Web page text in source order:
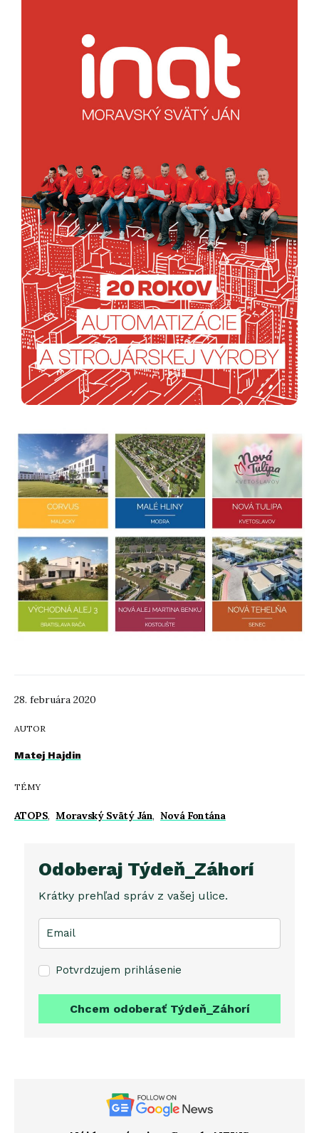
28. februára 2020
AUTOR
Matej Hajdin
TÉMY
ATOPS, Moravský Svätý Ján, Nová Fontána
Odoberaj Týdeň_Záhorí
Krátky prehľad správ z vašej ulice.
Potvrdzujem prihlásenie
Chcem odoberať Týdeň_Záhorí